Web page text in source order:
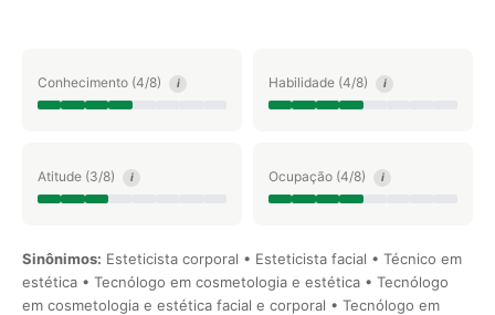
Conhecimento (4/8) i Habilidade (4/8) i
Atitude (3/8) i Ocupação (4/8) i
Sinônimos: Esteticista corporal • Esteticista facial • Técnico em
estética • Tecnólogo em cosmetologia e estética • Tecnólogo
em cosmetologia e estética facial e corporal • Tecnólogo em